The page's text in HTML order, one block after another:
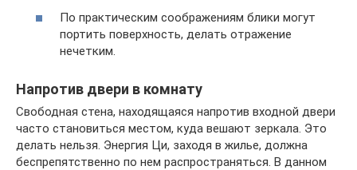
По практическим соображениям блики могут
портить поверхность, делать отражение
нечетким.
Напротив двери в комнату
Свободная стена, находящаяся напротив входной двери
часто становиться местом, куда вешают зеркала. Это
делать нельзя. Энергия Ци, заходя в жилье, должна
беспрепятственно по нем распространяться. В данном